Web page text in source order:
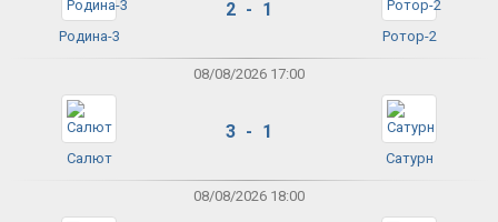
Родина-3
2 - 1
Ротор-2
08/08/2026 17:00
Салют
3 - 1
Сатурн
08/08/2026 18:00